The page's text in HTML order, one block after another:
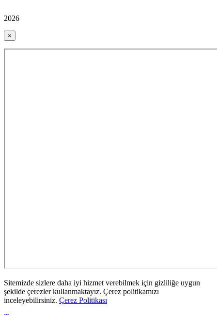
2026
×
Sitemizde sizlere daha iyi hizmet verebilmek için gizliliğe uygun
şekilde çerezler kullanmaktayız. Çerez politikamızı
inceleyebilirsiniz. Çerez Politikası